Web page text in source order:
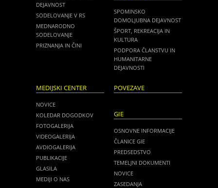
DEJAVNOST
SODELOVANJE V RS
MEDNARODNO
SODELOVANJE
PRIZNANJA IN ČINI
SPOMINSKO
DOMOLJUBNA DEJAVNOST
ŠPORT, REKREACIJA IN
KULTURA
PODPORA ČLANSTVU IN
HUMANITARNE
DEJAVNOSTI
MEDIJSKI CENTER
NOVICE
KOLEDAR DOGODKOV
FOTOGALERIJA
VIDEOGALERIJA
AVDIOGALERIJA
PUBLIKACIJE
GLASILA
MEDIJI O NAS
POVEZAVE
GIE
OSNOVNE INFORMACIJE
ČLANICE GIE
PREDSEDSTVO
TEMELJNI DOKUMENTI
NOVICE
ZASEDANJA